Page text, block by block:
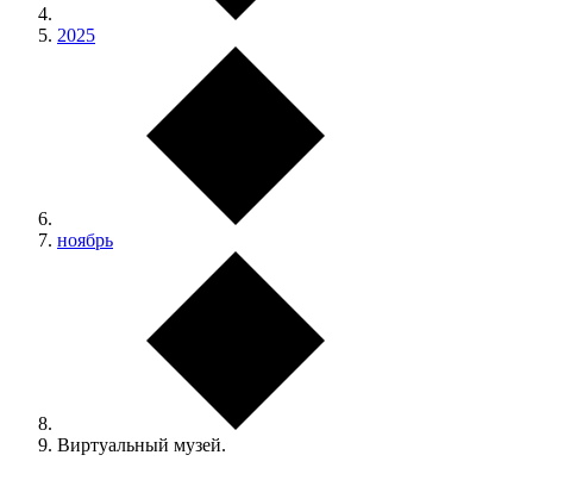
2025
ноябрь
Виртуальный музей.